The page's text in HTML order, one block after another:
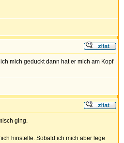
mich geduckt dann hat er mich am Kopf
ging.
hinstelle. Sobald ich mich aber lege